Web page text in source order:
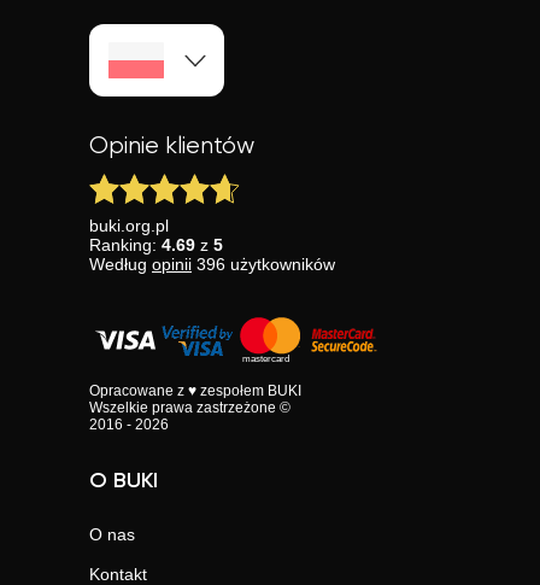
Opinie klientów
buki.org.pl
Ranking: 4.69 z 5
Według opinii 396 użytkowników
Opracowane z ♥ zespołem BUKI
Wszelkie prawa zastrzeżone ©
2016 - 2026
O BUKI
O nas
Kontakt